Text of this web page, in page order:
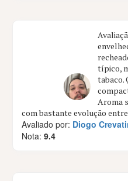
típico,
tabaco.
Aroma
com bastante evolução
Avaliado por: Diogo
Nota:9.4